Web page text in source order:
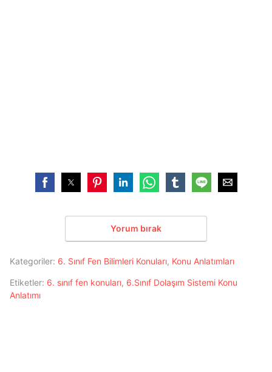
Yorum bırak
Kategoriler: 6. Sınıf Fen Bilimleri Konuları, Konu Anlatımları
Etiketler: 6. sınıf fen konuları, 6.Sınıf Dolaşım Sistemi Konu
Anlatımı